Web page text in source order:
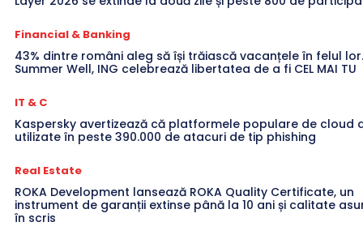
Financial & Banking
43% dintre români aleg să își trăiască vacanțele în felul
Summer Well, ING celebrează libertatea de a fi CEL MAI TU
IT & C
Kaspersky avertizează că platformele populare de cloud
utilizate în peste 390.000 de atacuri de tip phishing
Real Estate
ROKA Development lansează ROKA Quality Certificate, un
instrument de garanții extinse până la 10 ani și calitate
în scris